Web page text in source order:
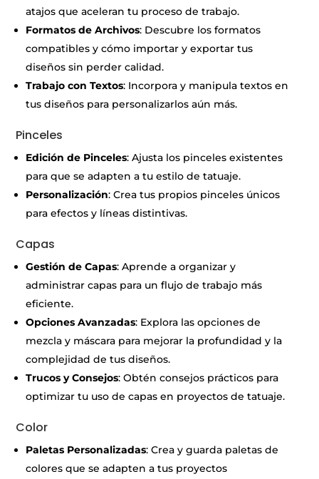
atajos que aceleran tu proceso de trabajo.
Formatos de Archivos: Descubre los formatos
compatibles y cómo importar y exportar tus
diseños sin perder calidad.
Trabajo con Textos: Incorpora y manipula textos en
tus diseños para personalizarlos aún más.
Pinceles
Edición de Pinceles: Ajusta los pinceles existentes
para que se adapten a tu estilo de tatuaje.
Personalización: Crea tus propios pinceles únicos
para efectos y líneas distintivas.
Capas
Gestión de Capas: Aprende a organizar y
administrar capas para un flujo de trabajo más
eficiente.
Opciones Avanzadas: Explora las opciones de
mezcla y máscara para mejorar la profundidad y la
complejidad de tus diseños.
Trucos y Consejos: Obtén consejos prácticos para
optimizar tu uso de capas en proyectos de tatuaje.
Color
Paletas Personalizadas: Crea y guarda paletas de
colores que se adapten a tus proyectos